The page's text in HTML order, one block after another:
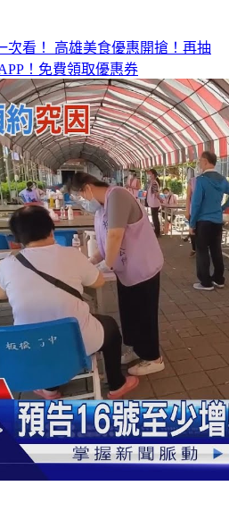
次看！ 高雄美食優惠開搶！再抽
！免費領取優惠券